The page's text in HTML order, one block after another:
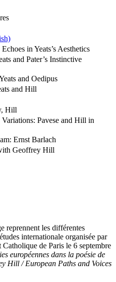
in Yeats’s Aesthetics
and Pater’s Instinctive
and Oedipus
and Hill
Hill
Pavese and Hill in
Ernst Barlach
Geoffrey Hill
reprennent les différentes
internationale organisée par
de Paris le 6 septembre
européennes dans la poésie de
Hill / European Paths and Voices